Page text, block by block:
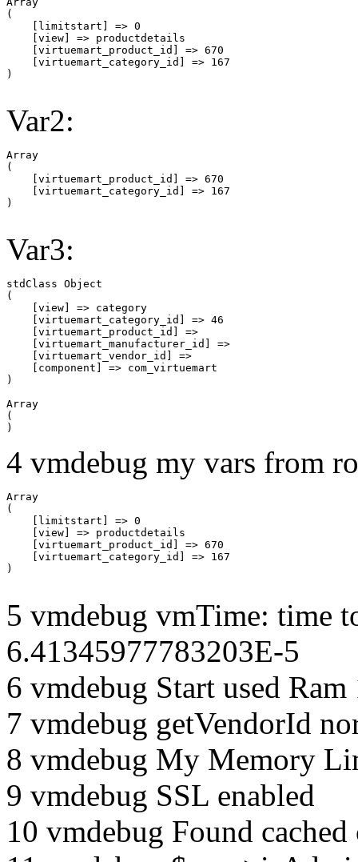
(
    [limitstart] => 0
    [view] => productdetails
    [virtuemart_product_id] => 670
    [virtuemart_category_id] => 167
Var2:
Array
(
    [virtuemart_product_id] => 670
    [virtuemart_category_id] => 167
Var3:
stdClass Object
(
    [view] => category
    [virtuemart_category_id] => 46
    [virtuemart_product_id] =>
    [virtuemart_manufacturer_id] =>
    [virtuemart_vendor_id] =>
    [component] => com_virtuemart
Array
(
4 vmdebug my vars from
Array
(
    [limitstart] => 0
    [view] => productdetails
    [virtuemart_product_id] => 670
    [virtuemart_category_id] => 167
5 vmdebug vmTime: time
6.41345977783203E-5
6 vmdebug Start used
7 vmdebug getVendorId
8 vmdebug My Memory
9 vmdebug SSL enabled
10 vmdebug Found cached